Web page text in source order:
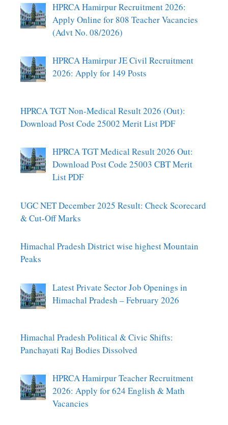
HPRCA Hamirpur Recruitment 2026:
Apply Online for 808 Teacher Vacancies
(Advt No. 08/2026)
HPRCA Hamirpur JE Civil Recruitment
2026: Apply for 149 Posts
HPRCA TGT Non-Medical Result 2026 (Out):
Download Post Code 25002 Merit List PDF
HPRCA TGT Medical Result 2026 Out:
Download Post Code 25003 CBT Merit
List PDF
UGC NET December 2025 Result: Check Scorecard
& Cut-Off Marks
Himachal Pradesh District wise highest Mountain
Peaks
Latest Private Sector Job Openings in
Himachal Pradesh – February 2026
Himachal Pradesh Political & Civic Shifts:
Panchayati Raj Bodies Dissolved
HPRCA Hamirpur Teacher Recruitment
2026: Apply for 624 English & Math
Vacancies